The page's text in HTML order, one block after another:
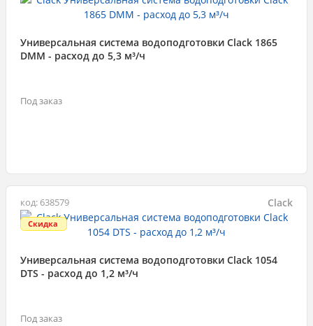
Универсальная система водоподготовки Clack 1865
DMM - расход до 5,3 м³/ч
Под заказ
код: 638579 Clack
Скидка
Универсальная система водоподготовки Clack 1054
DTS - расход до 1,2 м³/ч
Под заказ